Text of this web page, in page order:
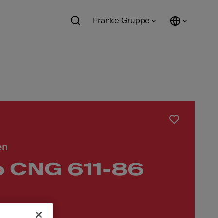
Franke Gruppe
CNG 611-86